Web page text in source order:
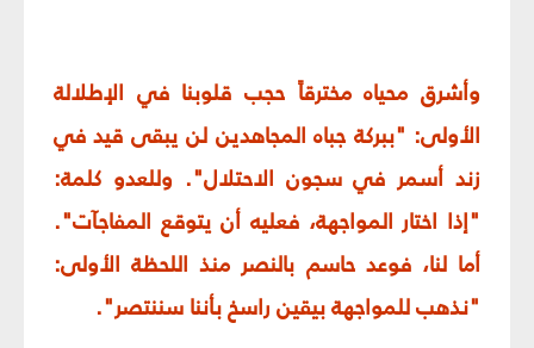
وأشرق محياه مخترقاً حجب قلوبنا في الإطلالة
الأولى: "ببركة جباه المجاهدين لن يبقى قيد في
زند أسمر في سجون الاحتلال". وللعدو كلمة:
"إذا اختار المواجهة، فعليه أن يتوقع المفاجآت".
أما لنا، فوعد حاسم بالنصر منذ اللحظة الأولى:
"نذهب للمواجهة بيقين راسخ بأننا سننتصر".